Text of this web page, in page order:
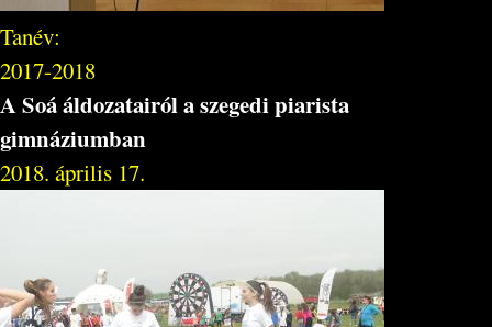
Tanév:
2017-2018
A Soá áldozatairól a szegedi piarista
gimnáziumban
2018. április 17.